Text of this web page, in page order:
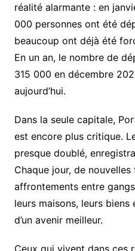
réalité alarmante : en
000 personnes ont été
beaucoup ont déjà été
En un an, le nombre de
315 000 en décembre
aujourd’hui.
Dans la seule capitale,
est encore plus critique.
presque doublé,
Chaque jour, de
affrontements entre
leurs maisons, leurs
d’un avenir meilleur.
Ceux qui vivent dans ces